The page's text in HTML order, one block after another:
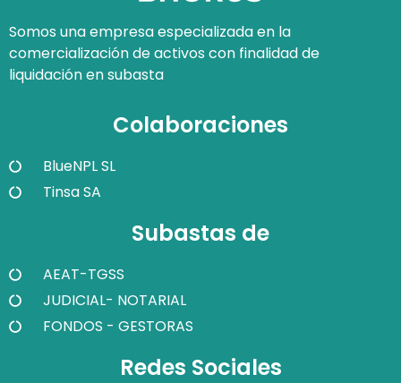
Somos una empresa especializada en la
comercialización de activos con finalidad de
liquidación en subasta
Colaboraciones
BlueNPL SL
Tinsa SA
Subastas de
AEAT-TGSS
JUDICIAL- NOTARIAL
FONDOS - GESTORAS
Redes Sociales